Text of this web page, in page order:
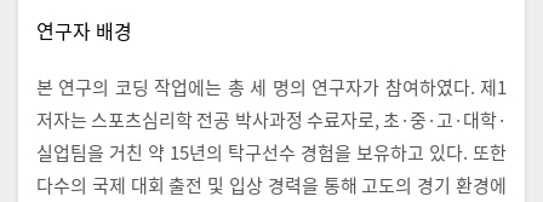
연구자 배경
본 연구의 코딩 작업에는 총 세 명의 연구자가 참여하였다. 제1
저자는 스포츠심리학 전공 박사과정 수료자로, 초·중·고·대학·
실업팀을 거친 약 15년의 탁구선수 경험을 보유하고 있다. 또한
다수의 국제 대회 출전 및 입상 경력을 통해 고도의 경기 환경에